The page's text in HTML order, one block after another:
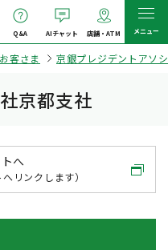
Q&A AIチャット 店舗・ATM メニュー
客さま 京銀プレジデントアソ
京都支社
へ
リンクします）